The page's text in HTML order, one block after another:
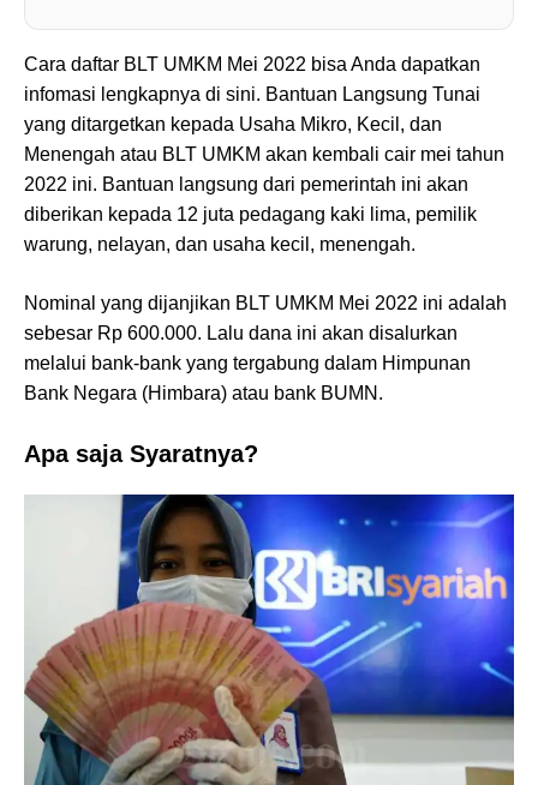
Cara daftar BLT UMKM Mei 2022 bisa Anda dapatkan
infomasi lengkapnya di sini. Bantuan Langsung Tunai
yang ditargetkan kepada Usaha Mikro, Kecil, dan
Menengah atau BLT UMKM akan kembali cair mei tahun
2022 ini. Bantuan langsung dari pemerintah ini akan
diberikan kepada 12 juta pedagang kaki lima, pemilik
warung, nelayan, dan usaha kecil, menengah.
Nominal yang dijanjikan BLT UMKM Mei 2022 ini adalah
sebesar Rp 600.000. Lalu dana ini akan disalurkan
melalui bank-bank yang tergabung dalam Himpunan
Bank Negara (Himbara) atau bank BUMN.
Apa saja Syaratnya?